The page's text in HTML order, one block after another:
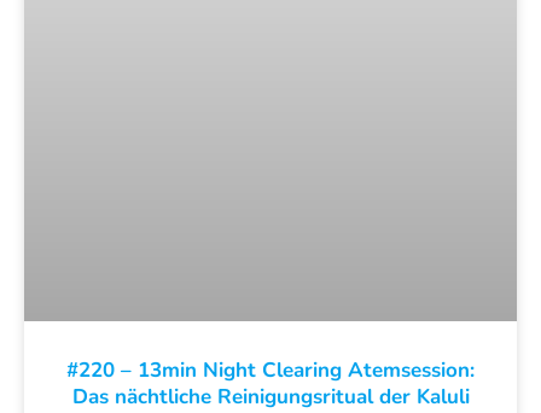
#220 – 13min Night Clearing Atemsession:
Das nächtliche Reinigungsritual der Kaluli